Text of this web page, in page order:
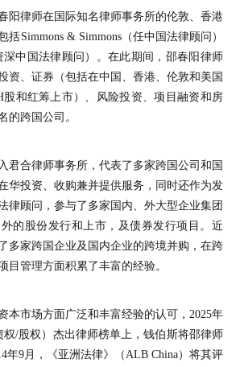
阳律师在国际知名律师事务所的伦敦、香港
括Simmons & Simmons（任中国法律顾问）
深中国法律顾问）。在此期间，邵春阳律师
资、证券（包括在中国、香港、伦敦和美国
和红筹上市）、风险投资、项目融资和房
的跨国公司。
君合律师事务所，代表了多家跨国公司和国
华投资、收购兼并提供服务，同时还作为发
律顾问，参与了多家国内、外大型企业集团
的股份发行和上市，及债券发行项目。近
多家跨国企业及国内企业的跨境并购，在跨
目管理方面积累了丰富的经验。
本市场方面广泛和丰富经验的认可，2025年
权/股权）杰出律师榜单上，钱伯斯将邵律师
年9月，《亚洲法律》（ALB China）将其评